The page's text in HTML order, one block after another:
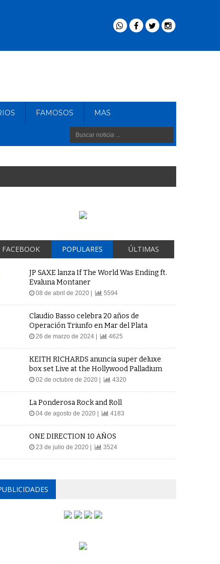
FAMOSOS MAS
FACEBOOK POPULARES ÚLTIMAS
JP SAXE lanza If The World Was Ending ft.
Evaluna Montaner
08 de abril de 2020 | 5594
Claudio Basso celebra 20 años de
Operación Triunfo en Mar del Plata
26 de marzo de 2024 | 4625
KEITH RICHARDS anuncia super deluxe
box set Live at the Hollywood Palladium
02 de octubre de 2020 | 4320
La Ponderosa Rock and Roll
04 de agosto de 2020 | 4183
ONE DIRECTION 10 AÑOS
23 de julio de 2020 | 3524